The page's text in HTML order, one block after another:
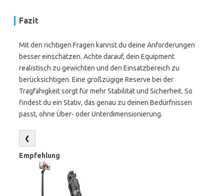
Fazit
Mit den richtigen Fragen kannst du deine Anforderungen
besser einschätzen. Achte darauf, dein Equipment
realistisch zu gewichten und den Einsatzbereich zu
berücksichtigen. Eine großzügige Reserve bei der
Tragfähigkeit sorgt für mehr Stabilität und Sicherheit. So
findest du ein Stativ, das genau zu deinen Bedürfnissen
passt, ohne Über- oder Unterdimensionierung.
❮
Empfehlung